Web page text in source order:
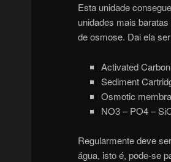
Esta unidade
unidades mais
de osmose. Dai ela
Activated Carbon
Sediment
Osmotic
NO3 – PO4 –
Regularmente deve
água, isto é, pode-se